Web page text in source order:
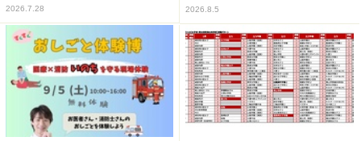
2026.7.28 2026.8.5